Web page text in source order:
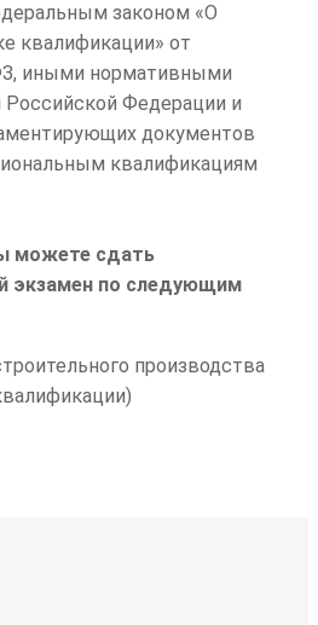
законом «О
квалификации» от
иными нормативными
Федерации и
документов
квалификациям
можете сдать
экзамен по следующим
производства